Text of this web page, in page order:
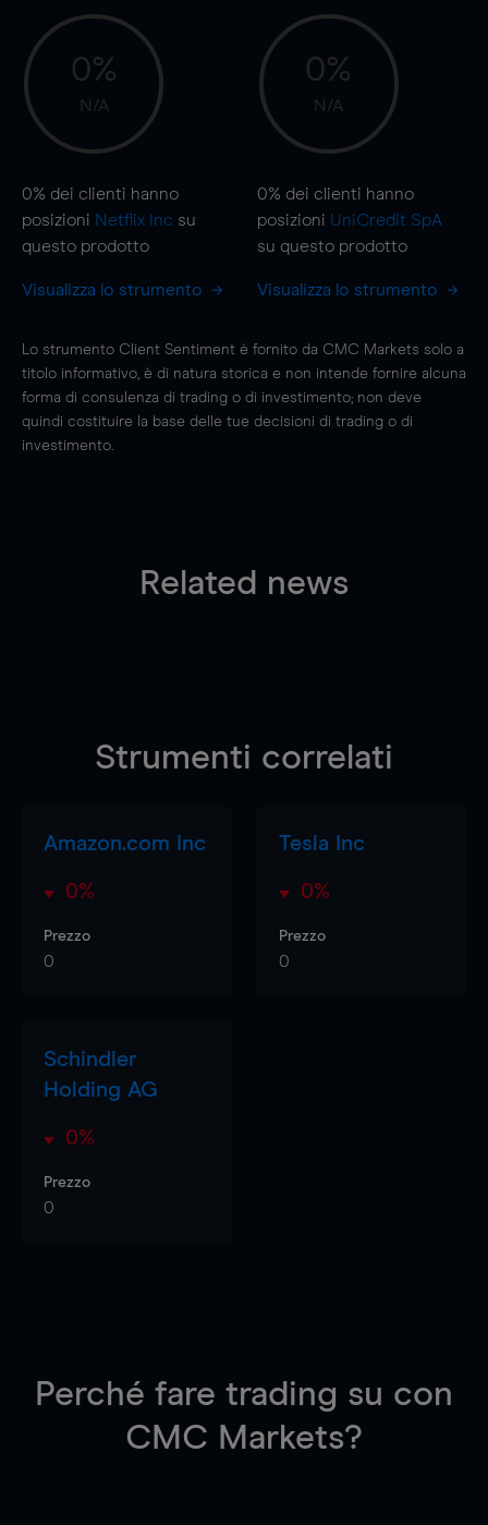
0%
N/A
0% dei clienti hanno
posizioni Netflix Inc su
questo prodotto
Visualizza lo strumento
0%
N/A
0% dei clienti hanno
posizioni UniCredit SpA
su questo prodotto
Visualizza lo strumento
Lo strumento Client Sentiment è fornito da CMC Markets solo a
titolo informativo, è di natura storica e non intende fornire alcuna
forma di consulenza di trading o di investimento; non deve
quindi costituire la base delle tue decisioni di trading o di
investimento.
Related news
Strumenti correlati
Amazon.com Inc
0%
Prezzo
0
Tesla Inc
0%
Prezzo
0
Schindler
Holding AG
0%
Prezzo
0
Perché fare trading su con
CMC Markets?